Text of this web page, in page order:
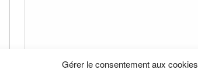
Gérer le consentement aux cookies